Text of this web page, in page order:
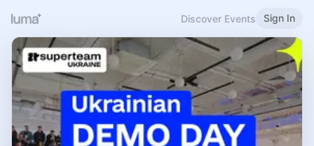
Discover Events Sign In